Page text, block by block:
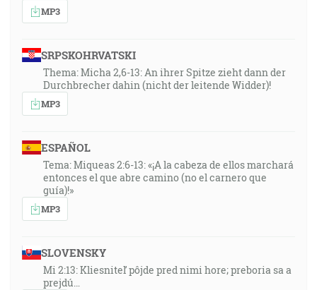
MP3
SRPSKOHRVATSKI
Thema: Micha 2,6-13: An ihrer Spitze zieht dann der
Durchbrecher dahin (nicht der leitende Widder)!
MP3
ESPAÑOL
Tema: Miqueas 2:6-13: «¡A la cabeza de ellos marchará
entonces el que abre camino (no el carnero que
guía)!»
MP3
SLOVENSKY
Mi 2:13: Kliesniteľ pôjde pred nimi hore; preboria sa a
prejdú…